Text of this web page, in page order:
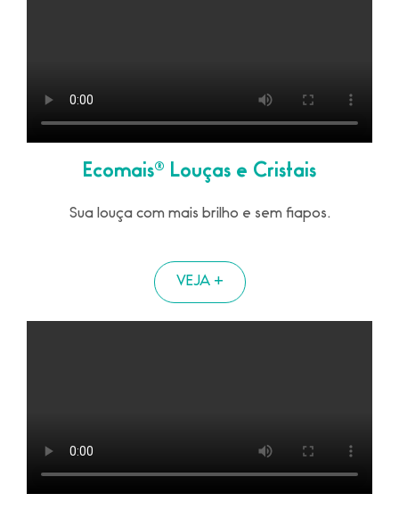
Ecomais® Louças e Cristais
Sua louça com mais brilho e sem fiapos.
VEJA +